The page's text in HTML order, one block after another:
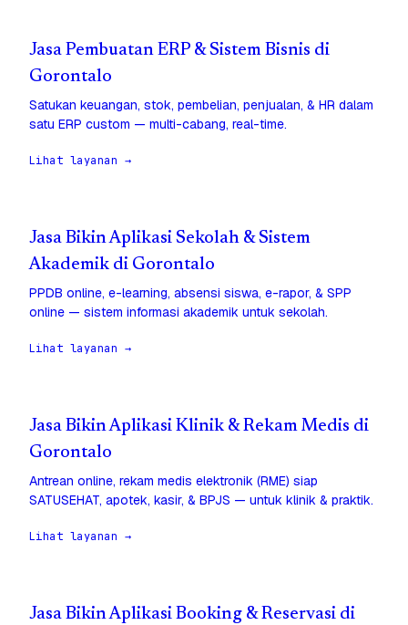
Jasa Pembuatan ERP & Sistem Bisnis di
Gorontalo
Satukan keuangan, stok, pembelian, penjualan, & HR dalam
satu ERP custom — multi-cabang, real-time.
Lihat layanan →
Jasa Bikin Aplikasi Sekolah & Sistem
Akademik di Gorontalo
PPDB online, e-learning, absensi siswa, e-rapor, & SPP
online — sistem informasi akademik untuk sekolah.
Lihat layanan →
Jasa Bikin Aplikasi Klinik & Rekam Medis di
Gorontalo
Antrean online, rekam medis elektronik (RME) siap
SATUSEHAT, apotek, kasir, & BPJS — untuk klinik & praktik.
Lihat layanan →
Jasa Bikin Aplikasi Booking & Reservasi di